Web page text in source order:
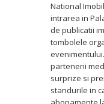
National
intrarea in
de publicatii
tombolele
partenerii
surprize si
standurile in